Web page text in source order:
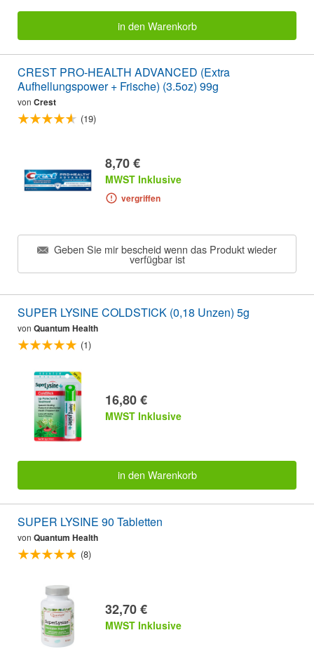
in den Warenkorb
CREST PRO-HEALTH ADVANCED (Extra
Aufhellungspower + Frische) (3.5oz) 99g
von Crest
(19)
8,70 €
MWST Inklusive
vergriffen
Geben Sie mir bescheid wenn das Produkt wieder
verfügbar ist
SUPER LYSINE COLDSTICK (0,18 Unzen) 5g
von Quantum Health
(1)
16,80 €
MWST Inklusive
in den Warenkorb
SUPER LYSINE 90 Tabletten
von Quantum Health
(8)
32,70 €
MWST Inklusive